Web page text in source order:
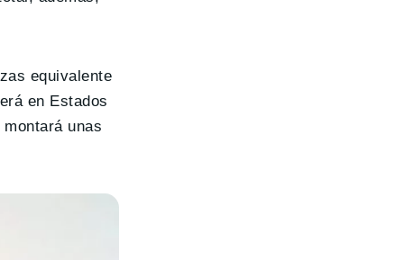
equivalente
en Estados
unas